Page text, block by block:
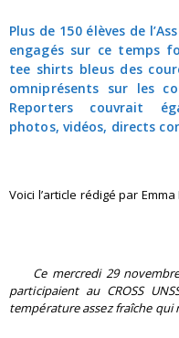
Plus de 150 élèves de
engagés sur ce temps
tee shirts bleus des
omniprésents sur les
Reporters couvrait
photos, vidéos, directs
Voici l’article rédigé par
Ce mercredi 29 novembre
participaient au CROSS
température assez fraîche qui